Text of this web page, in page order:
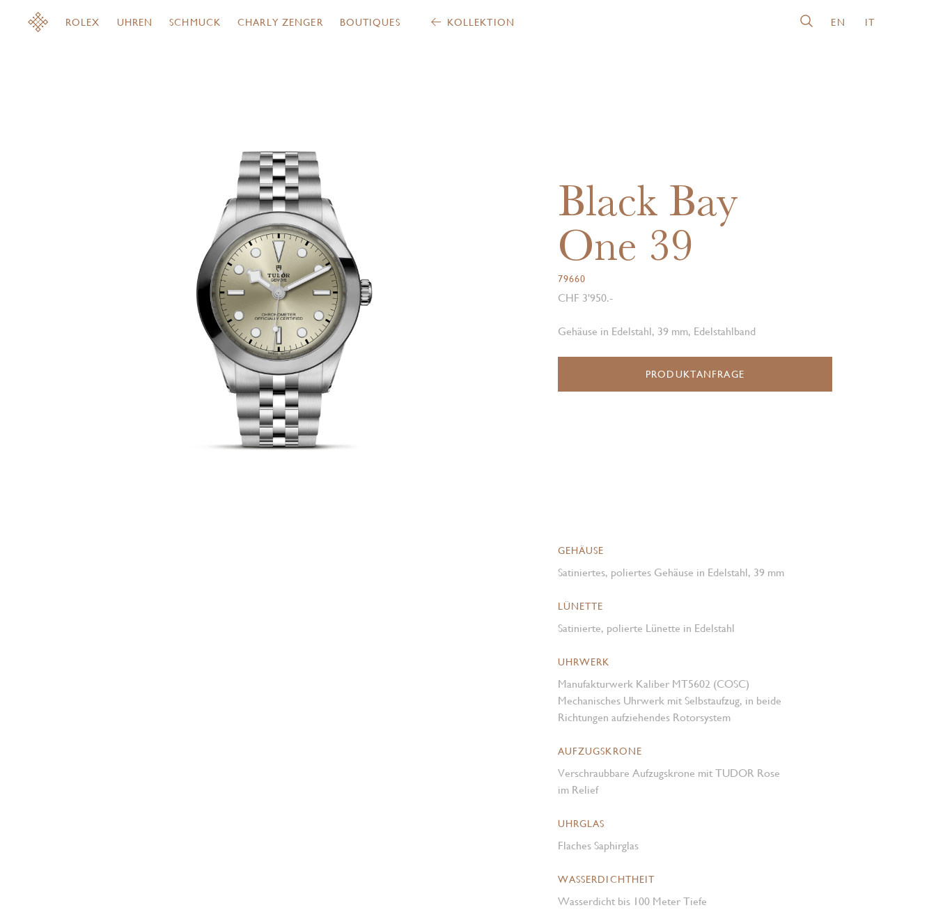
ROLEX UHREN SCHMUCK CHARLY ZENGER BOUTIQUES KOLLEKTION EN IT
Black Bay
One 39
79660
CHF 3'950.-
Gehäuse in Edelstahl, 39 mm, Edelstahlband
PRODUKTANFRAGE
GEHÄUSE
Satiniertes, poliertes Gehäuse in Edelstahl, 39 mm
LÜNETTE
Satinierte, polierte Lünette in Edelstahl
UHRWERK
Manufakturwerk Kaliber MT5602 (COSC)
Mechanisches Uhrwerk mit Selbstaufzug, in beide
Richtungen aufziehendes Rotorsystem
AUFZUGSKRONE
Verschraubbare Aufzugskrone mit TUDOR Rose
im Relief
UHRGLAS
Flaches Saphirglas
WASSERDICHTHEIT
Wasserdicht bis 100 Meter Tiefe